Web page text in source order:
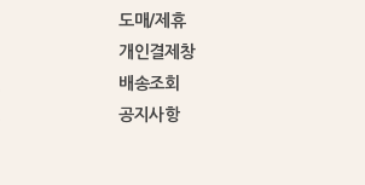
도매/제휴
개인결제창
배송조회
공지사항